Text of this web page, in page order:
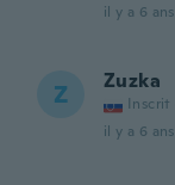
il y a 6 ans
Z Zuzka
Inscrit
il y a 6 ans